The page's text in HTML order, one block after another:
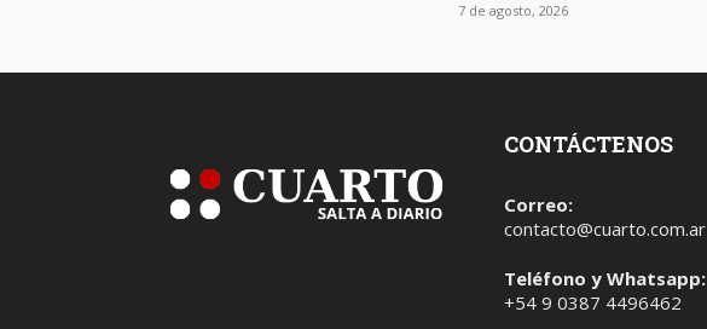
7 de agosto, 2026
CONTÁCTENOS
Correo:
contacto@cuarto.com.ar
Teléfono y Whatsapp:
+54 9 0387 4496462